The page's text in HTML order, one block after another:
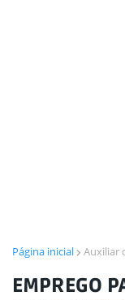
Página inicial Auxiliar
EMPREGO